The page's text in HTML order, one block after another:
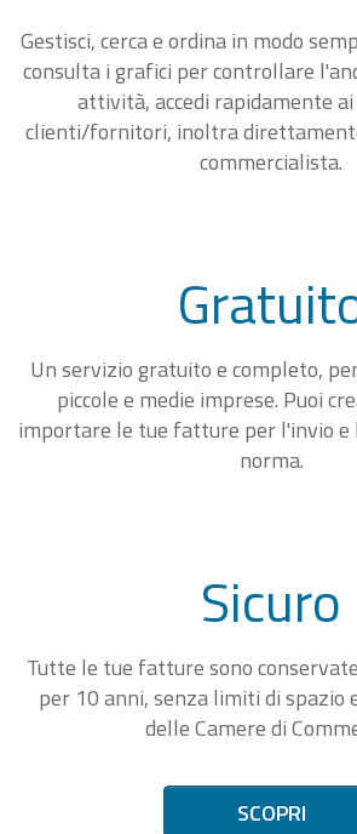
Gestisci, cerca e ordina in modo
consulta i grafici per controllare
attività, accedi rapidamente
clienti/fornitori, inoltra
commercialista.
Un servizio gratuito e completo,
piccole e medie imprese. Puoi
importare le tue fatture per l'invio e
norma.
Sicuro
Tutte le tue fatture sono
per 10 anni, senza limiti di spazio
delle Camere di
SCOPRI